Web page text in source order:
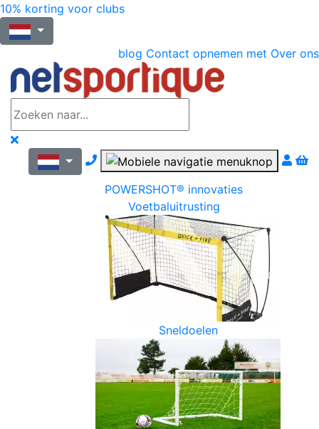
10% korting voor clubs
blog Contact opnemen met Over ons
Nous contacter par téléphone
POWERSHOT® innovaties
Voetbaluitrusting
Sneldoelen